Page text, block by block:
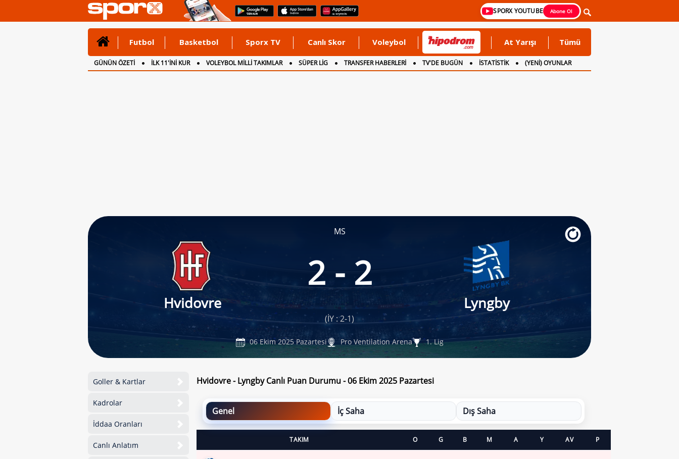
SPORX YOUTUBE Abone Ol
Futbol Basketbol Sporx TV Canlı Skor Voleybol At Yarışı Tümü
GÜNÜN ÖZETİ İLK 11'İNİ KUR VOLEYBOL MİLLİ TAKIMLAR SÜPER LİG TRANSFER HABERLERİ TV'DE BUGÜN İSTATİSTİK
(YENİ) OYUNLAR
CANLI ANLATIM
İNGİLTERE
MS
Hvidovre
2 - 2
Lyngby
(İY : 2-1)
06 Ekim 2025 Pazartesi Pro Ventilation Arena 1. Lig
Goller & Kartlar
Kadrolar
İddaa Oranları
Canlı Anlatım
Hvidovre - Lyngby Canlı Puan Durumu - 06 Ekim 2025 Pazartesi
Genel İç Saha Dış Saha
TAKIM O G B M A Y AV P